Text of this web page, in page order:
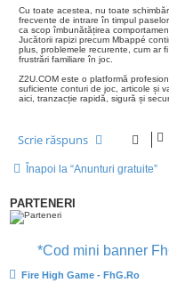
Cu toate acestea, nu toate
frecvente de intrare în timpul
ca scop îmbunătățirea
Jucătorii rapizi precum Mbappé
plus, problemele recurente, cum ar
frustrări familiare în joc.
Z2U.COM este o platformă
suficiente conturi de joc, articole și
aici, tranzacție rapidă, sigură și
Scrie răspuns
Înapoi la “Anunturi gratuite”
PARTENERI
*Cod mini banner
Fire High Game - FhG.Ro